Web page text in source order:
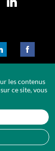
les contenus
ce site, vous